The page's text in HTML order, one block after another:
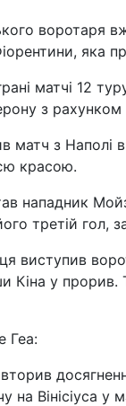
воротаря
яка
матчі 12
з
матч з Наполі
красою.
нападник
третій гол,
виступив
Кіна у
Геа:
на Вінісіуса